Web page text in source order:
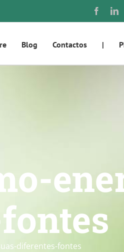
Blog Contactos |
diferentes-fontes